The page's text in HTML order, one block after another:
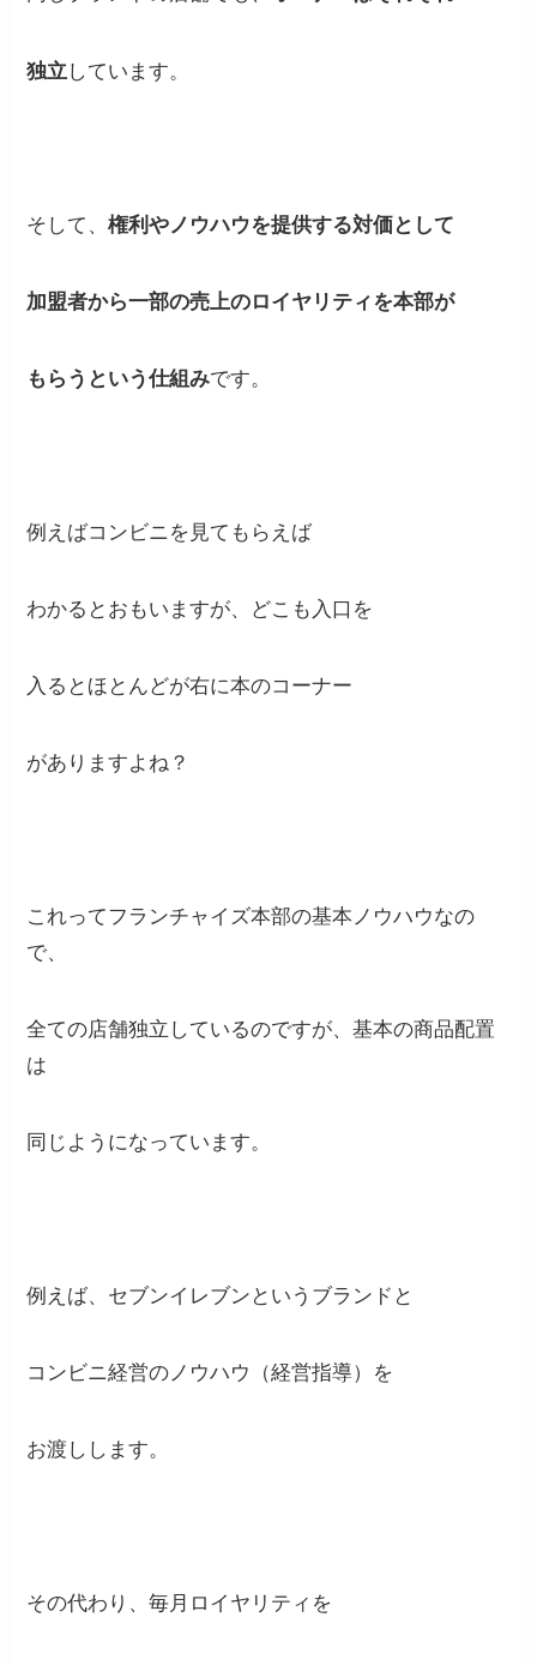
独立 しています。
そして、権利やノウハウを提供する対価として
加盟者から一部の売上のロイヤリティを本部が
もらうという仕組みです。
例えばコンビニを見てもらえば
わかるとおもいますが、どこも入口を
入るとほとんどが右に本のコーナー
がありますよね？
これってフランチャイズ本部の基本ノウハウなの
で、
全ての店舗独立しているのですが、基本の商品配置
は
同じようになっています。
例えば、セブンイレブンというブランドと
コンビニ経営のノウハウ（経営指導）を
お渡しします。
その代わり、毎月ロイヤリティを